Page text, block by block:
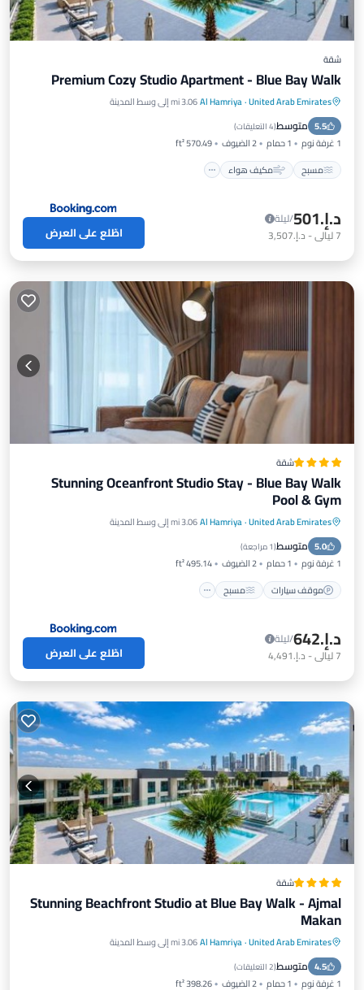
شقة
Premium Cozy Studio Apartment - Blue Bay Walk
United Arab Emirates
·
Al Hamriya3.06 mi إلى وسط المدينة
5.5 متوسط(4 التعليقات )
1 غرفة نوم 1 حمام 2 الضيوف
570.49 ft²
مسبح
مكيف هواء
مسبح مكيف هواء
إنترنت
مناسب للأطفال
د.إ.‏501
/ليلة
7ليالي- د.إ.‏3,507 اطّلع على العرض
شقة
Stunning Oceanfront Studio Stay - Blue Bay Walk
Pool & Gym
United Arab Emirates
·
Al Hamriya3.06 mi إلى وسط المدينة
5.0 متوسط(1 مراجعة )
1 غرفة نوم 1 حمام 2 الضيوف
495.14 ft²
موقف سيارات
مسبح
موقف سيارات مسبح
شرفة / تراس
مكيف هواء
د.إ.‏642
/ليلة
7ليالي- د.إ.‏4,491 اطّلع على العرض
شقة
Stunning Beachfront Studio at Blue Bay Walk - Ajmal
Makan
United Arab Emirates
·
Al Hamriya3.06 mi إلى وسط المدينة
4.5 متوسط(2 التعليقات )
1 غرفة نوم 1 حمام 2 الضيوف 398.26 ft²
موقف سيارات مسبح
مكيف هواء
إنترنت